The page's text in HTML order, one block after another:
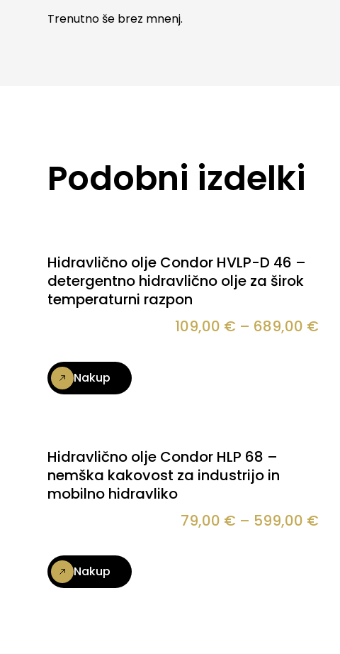
Trenutno še brez mnenj.
Podobni izdelki
Hidravlično olje Condor HVLP-D 46 –
detergentno hidravlično olje za širok
temperaturni razpon
109,00 € – 689,00 €
Nakup
Hidravlično olje Condor HLP 68 –
nemška kakovost za industrijo in
mobilno hidravliko
79,00 € – 599,00 €
Nakup